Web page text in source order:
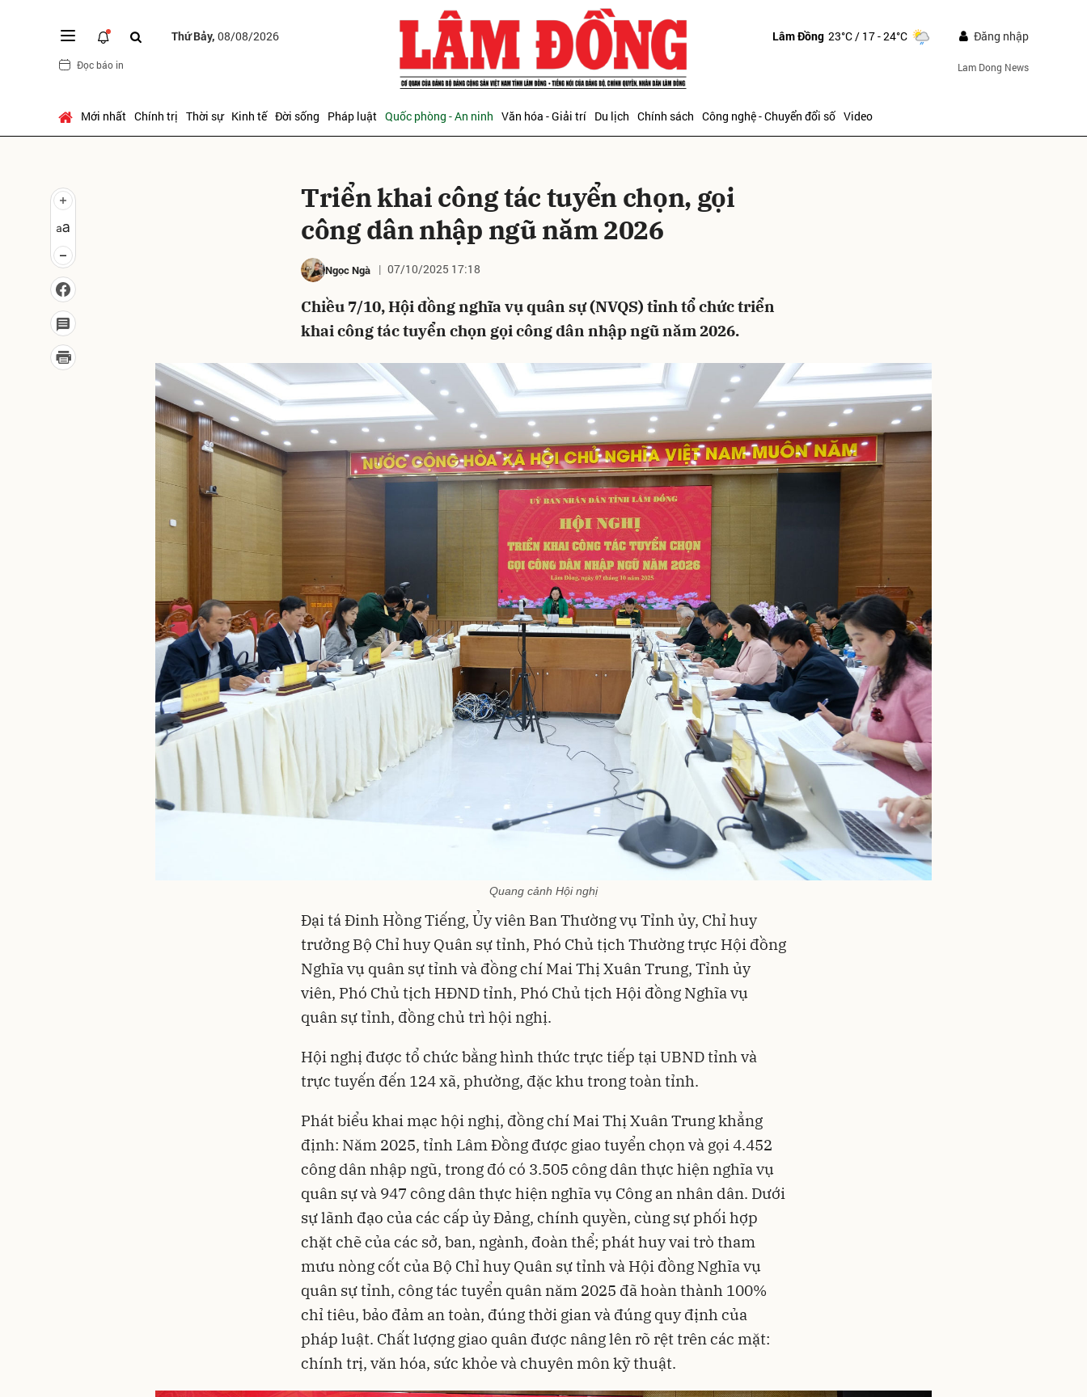
Thứ Bảy, 08/08/2026
Đọc báo in
Lâm Đồng 23°C/ 17 - 24°C Đăng nhập
Lam Dong News
Mới nhất Chính trị Thời sự Kinh tế Đời sống Pháp luật Quốc phòng - An ninh Văn hóa - Giải trí Du lịch Chính sách Công nghệ - Chuyển đổi số Video
Triển khai công tác tuyển chọn, gọi
công dân nhập ngũ năm 2026
Ngọc Ngà 07/10/2025 17:18
Chiều 7/10, Hội đồng nghĩa vụ quân sự (NVQS) tỉnh tổ chức triển
khai công tác tuyển chọn gọi công dân nhập ngũ năm 2026.
Quang cảnh Hội nghị
Đại tá Đinh Hồng Tiếng, Ủy viên Ban Thường vụ Tỉnh ủy, Chỉ huy
trưởng Bộ Chỉ huy Quân sự tỉnh, Phó Chủ tịch Thường trực Hội đồng
Nghĩa vụ quân sự tỉnh và đồng chí Mai Thị Xuân Trung, Tỉnh ủy
viên, Phó Chủ tịch HĐND tỉnh, Phó Chủ tịch Hội đồng Nghĩa vụ
quân sự tỉnh, đồng chủ trì hội nghị.
Hội nghị được tổ chức bằng hình thức trực tiếp tại UBND tỉnh và
trực tuyến đến 124 xã, phường, đặc khu trong toàn tỉnh.
Phát biểu khai mạc hội nghị, đồng chí Mai Thị Xuân Trung khẳng
định: Năm 2025, tỉnh Lâm Đồng được giao tuyển chọn và gọi 4.452
công dân nhập ngũ, trong đó có 3.505 công dân thực hiện nghĩa vụ
quân sự và 947 công dân thực hiện nghĩa vụ Công an nhân dân. Dưới
sự lãnh đạo của các cấp ủy Đảng, chính quyền, cùng sự phối hợp
chặt chẽ của các sở, ban, ngành, đoàn thể; phát huy vai trò tham
mưu nòng cốt của Bộ Chỉ huy Quân sự tỉnh và Hội đồng Nghĩa vụ
quân sự tỉnh, công tác tuyển quân năm 2025 đã hoàn thành 100%
chỉ tiêu, bảo đảm an toàn, đúng thời gian và đúng quy định của
pháp luật. Chất lượng giao quân được nâng lên rõ rệt trên các mặt:
chính trị, văn hóa, sức khỏe và chuyên môn kỹ thuật.
Gửi bình luận